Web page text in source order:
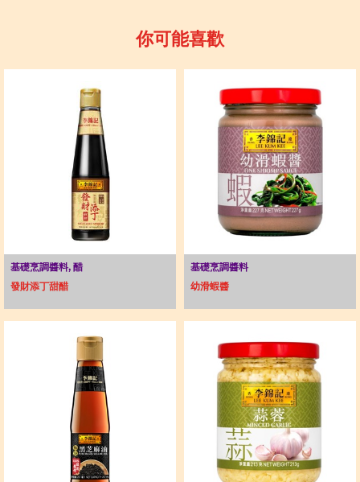
你可能喜歡
基礎烹調醬料, 醋
發財添丁甜醋
基礎烹調醬料
幼滑蝦醬